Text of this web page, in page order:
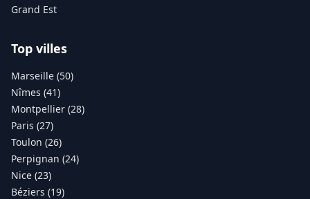
Grand Est
Top villes
Marseille (50)
Nîmes (41)
Montpellier (28)
Paris (27)
Toulon (26)
Perpignan (24)
Nice (23)
Béziers (19)